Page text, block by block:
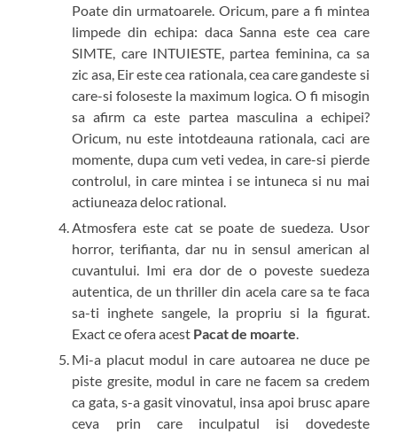
Poate din urmatoarele. Oricum, pare a fi mintea
limpede din echipa: daca Sanna este cea care
SIMTE, care INTUIESTE, partea feminina, ca sa
zic asa, Eir este cea rationala, cea care gandeste si
care-si foloseste la maximum logica. O fi misogin
sa afirm ca este partea masculina a echipei?
Oricum, nu este intotdeauna rationala, caci are
momente, dupa cum veti vedea, in care-si pierde
controlul, in care mintea i se intuneca si nu mai
actiuneaza deloc rational.
Atmosfera este cat se poate de suedeza. Usor
horror, terifianta, dar nu in sensul american al
cuvantului. Imi era dor de o poveste suedeza
autentica, de un thriller din acela care sa te faca
sa-ti inghete sangele, la propriu si la figurat.
Exact ce ofera acest Pacat de moarte.
Mi-a placut modul in care autoarea ne duce pe
piste gresite, modul in care ne facem sa credem
ca gata, s-a gasit vinovatul, insa apoi brusc apare
ceva prin care inculpatul isi dovedeste